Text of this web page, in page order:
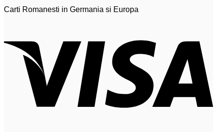
Carti Romanesti in Germania si Europa